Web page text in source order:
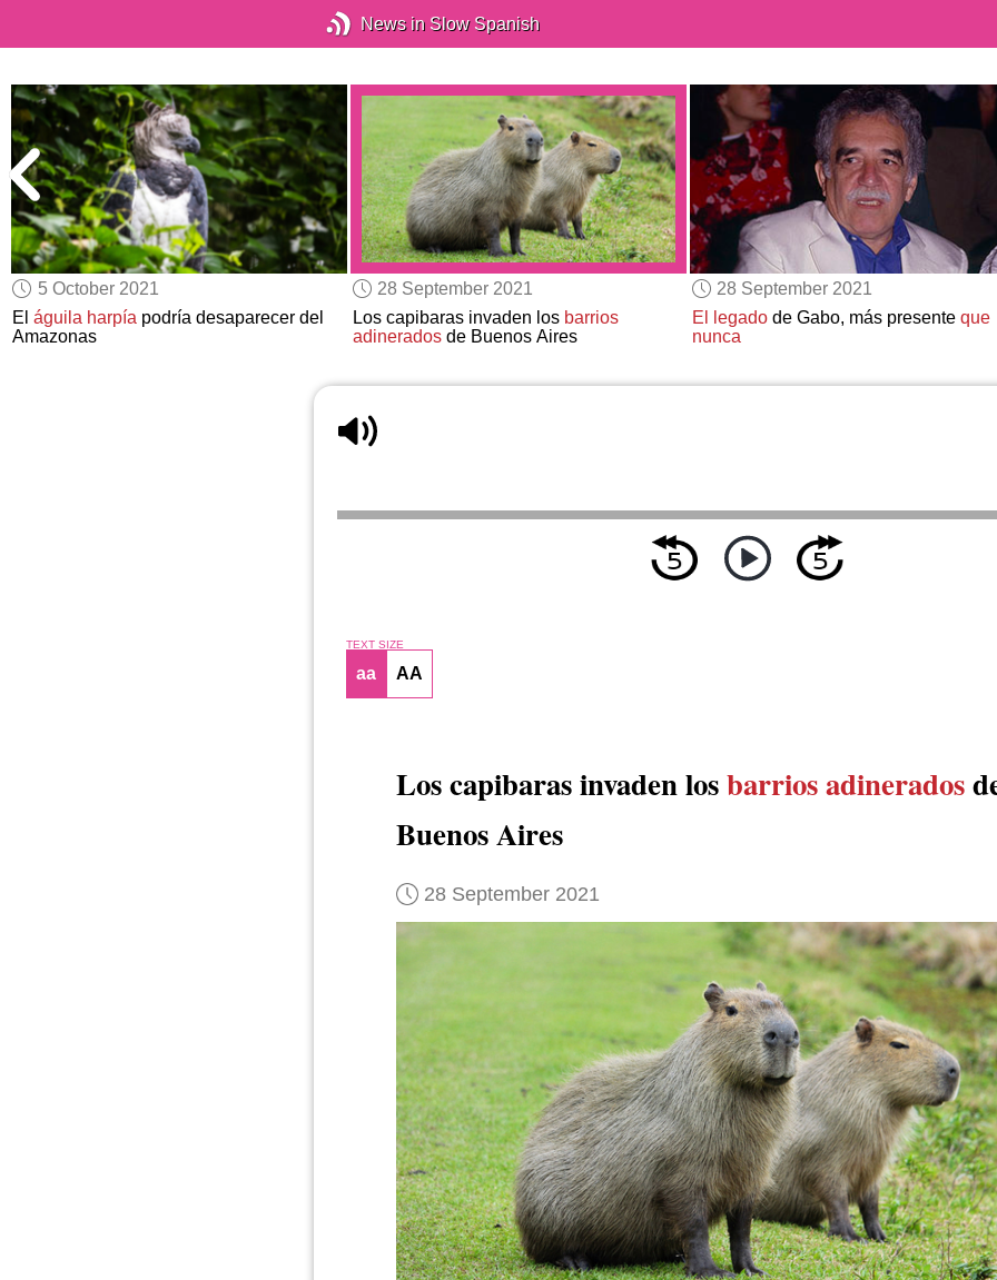
News in Slow Spanish
5 October 2021
Eláguila harpía podría desaparecer del
Amazonas
28 September 2021
Los capibaras invaden los barrios
adineradosde Buenos Aires
28 September 2021
El legadode Gabo, más presente que
nunca
TEXT SIZE
aa AA
Los capibaras invaden losbarrios adinerados
Buenos Aires
28 September 2021